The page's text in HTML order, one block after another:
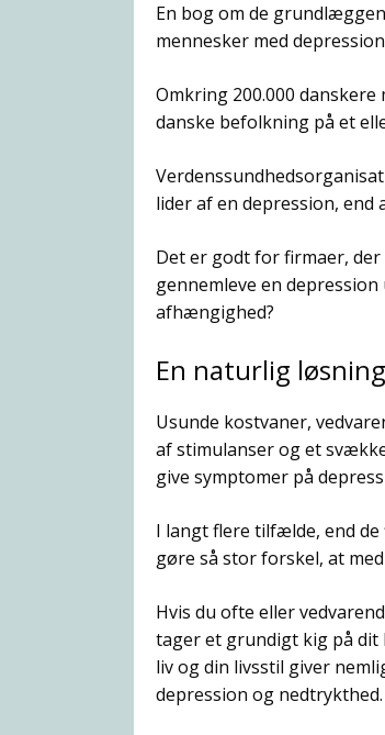
En bog om de
mennesker med
Omkring 200.000 danskere
danske befolkning på et
lider af en depression, end
Det er godt for firmaer,
gennemleve en
afhængighed?
En naturlig løsning
Usunde kostvaner,
af stimulanser og et
give symptomer på
I langt flere tilfælde, end
gøre så stor forskel, at
Hvis du ofte eller
tager et grundigt kig på
liv og din livsstil giver
depression og nedtrykthed.